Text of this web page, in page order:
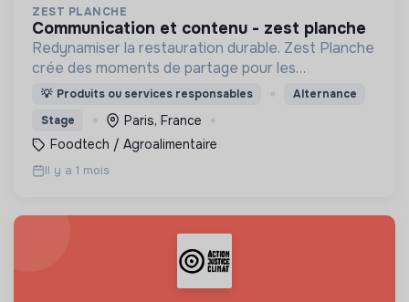
ZEST PLANCHE
communication et contenu - zest planche
Redynamiser la restauration durable. Zest Planche
crée des moments de partage pour les
entreprises allant de 20 à 1000 Zesteurs en livrant
faites maison.
💡 Produits ou services responsables
Alternance
Stage
Paris, France
Foodtech / Agroalimentaire
Il y a 1 mois